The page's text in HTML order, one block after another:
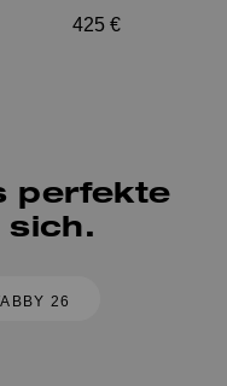
425 €
perfekte
sich.
26